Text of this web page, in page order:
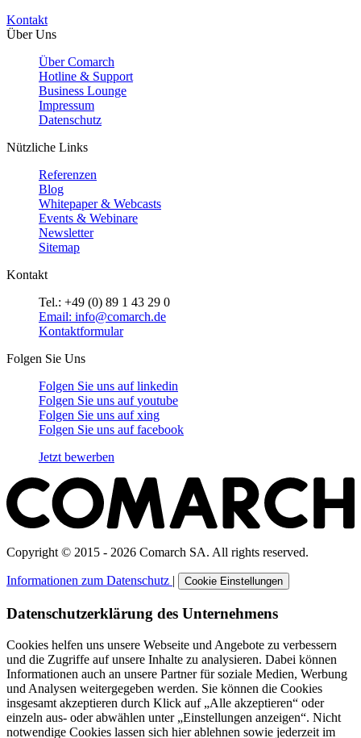
Kontakt
Über Uns
Über Comarch
Hotline & Support
Business Lounge
Impressum
Datenschutz
Nützliche Links
Referenzen
Blog
Whitepaper & Webcasts
Events & Webinare
Newsletter
Sitemap
Kontakt
Tel.: +49 (0) 89 1 43 29 0
Email: info@comarch.de
Kontaktformular
Folgen Sie Uns
Folgen Sie uns auflinkedin
Folgen Sie uns aufyoutube
Folgen Sie uns aufxing
Folgen Sie uns auffacebook
Jetzt bewerben
Copyright © 2015 - 2026 Comarch SA. All rights reserved.
Informationen zum Datenschutz | Cookie Einstellungen
Datenschutzerklärung des Unternehmens
Cookies helfen uns unsere Webseite und Angebote zu verbessern
und die Zugriffe auf unsere Inhalte zu analysieren. Dabei können
Informationen auch an unsere Partner für soziale Medien, Werbung
und Analysen weitergegeben werden. Sie können die Cookies
insgesamt akzeptieren durch Klick auf „Alle akzeptieren“ oder
einzeln aus- oder abwählen unter „Einstellungen anzeigen“. Nicht
notwendige Cookies lassen sich hier ablehnen sowie jederzeit im